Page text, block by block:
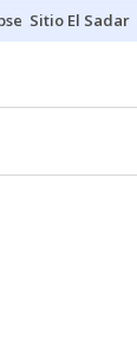
Sitio El Sadar